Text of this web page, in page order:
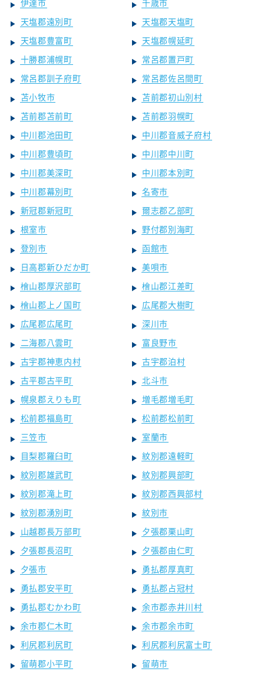
天塩郡遠別町
天塩郡天塩町
天塩郡豊富町
天塩郡幌延町
十勝郡浦幌町
常呂郡置戸町
常呂郡訓子府町
常呂郡佐呂間町
苫小牧市
苫前郡初山別村
苫前郡苫前町
苫前郡羽幌町
中川郡池田町
中川郡音威子府村
中川郡豊頃町
中川郡中川町
中川郡美深町
中川郡本別町
中川郡幕別町
名寄市
新冠郡新冠町
爾志郡乙部町
根室市
野付郡別海町
登別市
函館市
日高郡新ひだか町
美唄市
檜山郡厚沢部町
檜山郡江差町
檜山郡上ノ国町
広尾郡大樹町
広尾郡広尾町
深川市
二海郡八雲町
富良野市
古宇郡神恵内村
古宇郡泊村
古平郡古平町
北斗市
幌泉郡えりも町
増毛郡増毛町
松前郡福島町
松前郡松前町
三笠市
室蘭市
目梨郡羅臼町
紋別郡遠軽町
紋別郡雄武町
紋別郡興部町
紋別郡滝上町
紋別郡西興部村
紋別郡湧別町
紋別市
山越郡長万部町
夕張郡栗山町
夕張郡長沼町
夕張郡由仁町
夕張市
勇払郡厚真町
勇払郡安平町
勇払郡占冠村
勇払郡むかわ町
余市郡赤井川村
余市郡仁木町
余市郡余市町
利尻郡利尻町
利尻郡利尻富士町
留萌郡小平町
留萌市